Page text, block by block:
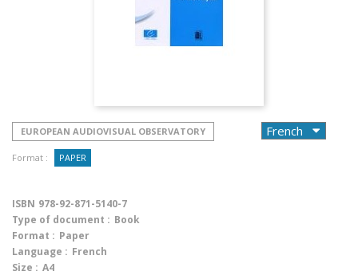
EUROPEAN AUDIOVISUAL OBSERVATORY
Format : PAPER
ISBN 978-92-871-5140-7
Type of document : Book
Format : Paper
Language : French
Size : A4